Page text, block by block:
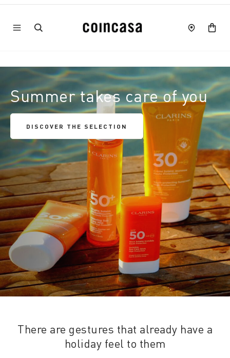
Summer takes care of you
DISCOVER THE SELECTION
There are gestures that already have a
holiday feel to them